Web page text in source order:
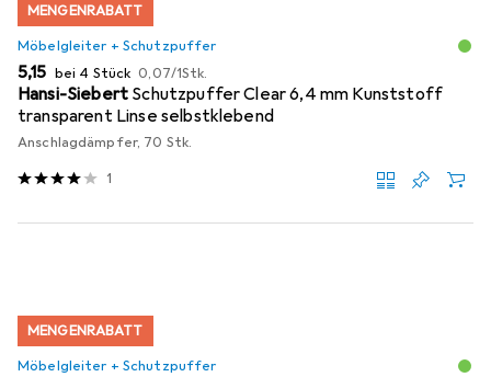
MENGENRABATT
Möbelgleiter + Schutzpuffer
EUR
5,15 bei 4 Stück EUR
0,07/1Stk.
Hansi-Siebert Schutzpuffer Clear 6,4 mm Kunststoff
transparent Linse selbstklebend
Anschlagdämpfer, 70 Stk.
1
MENGENRABATT
Möbelgleiter + Schutzpuffer